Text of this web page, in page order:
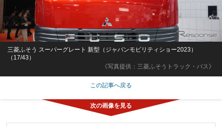
《写真提供：三菱ふそうトラック・バス》
三菱ふそう スーパーグレート 新型（ジャパンモビリティショー2023）
（17/43）
この記事へ戻る